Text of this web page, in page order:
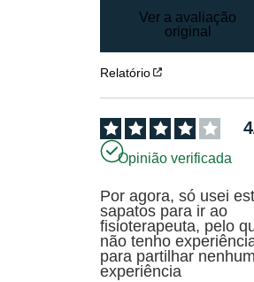
Ver a avaliação
original
Relatório
4
Opinião verificada
Por agora, só usei
sapatos para ir ao
fisioterapeuta, pelo
não tenho
para partilhar
experiência